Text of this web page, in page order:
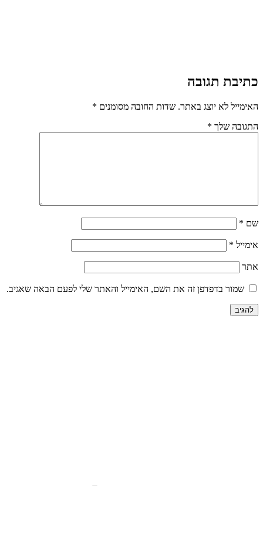
כתיבת תגובה
האימייל לא יוצג באתר. שדות החובה מסומנים *
התגובה שלך *
שם *
אימייל *
אתר
שמור בדפדפן זה את השם, האימייל והאתר שלי לפעם הבאה שאגיב.